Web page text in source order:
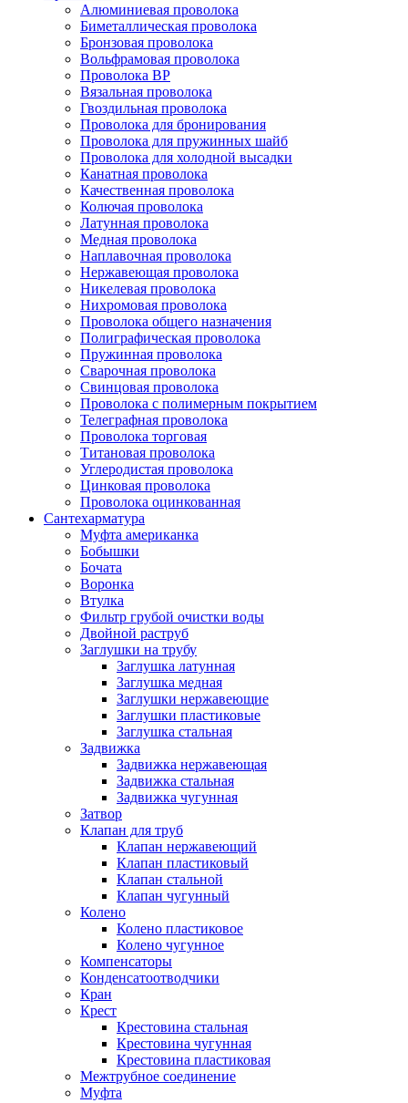
Алюминиевая проволока
Биметаллическая проволока
Бронзовая проволока
Вольфрамовая проволока
Проволока ВР
Вязальная проволока
Гвоздильная проволока
Проволока для бронирования
Проволока для пружинных шайб
Проволока для холодной высадки
Канатная проволока
Качественная проволока
Колючая проволока
Латунная проволока
Медная проволока
Наплавочная проволока
Нержавеющая проволока
Никелевая проволока
Нихромовая проволока
Проволока общего назначения
Полиграфическая проволока
Пружинная проволока
Сварочная проволока
Свинцовая проволока
Проволока с полимерным покрытием
Телеграфная проволока
Проволока торговая
Титановая проволока
Углеродистая проволока
Цинковая проволока
Проволока оцинкованная
Сантехарматура
Муфта американка
Бобышки
Бочата
Воронка
Втулка
Фильтр грубой очистки воды
Двойной раструб
Заглушки на трубу
Заглушка латунная
Заглушка медная
Заглушки нержавеющие
Заглушки пластиковые
Заглушка стальная
Задвижка
Задвижка нержавеющая
Задвижка стальная
Задвижка чугунная
Затвор
Клапан для труб
Клапан нержавеющий
Клапан пластиковый
Клапан стальной
Клапан чугунный
Колено
Колено пластиковое
Колено чугунное
Компенсаторы
Конденсатоотводчики
Кран
Крест
Крестовина стальная
Крестовина чугунная
Крестовина пластиковая
Межтрубное соединение
Муфта